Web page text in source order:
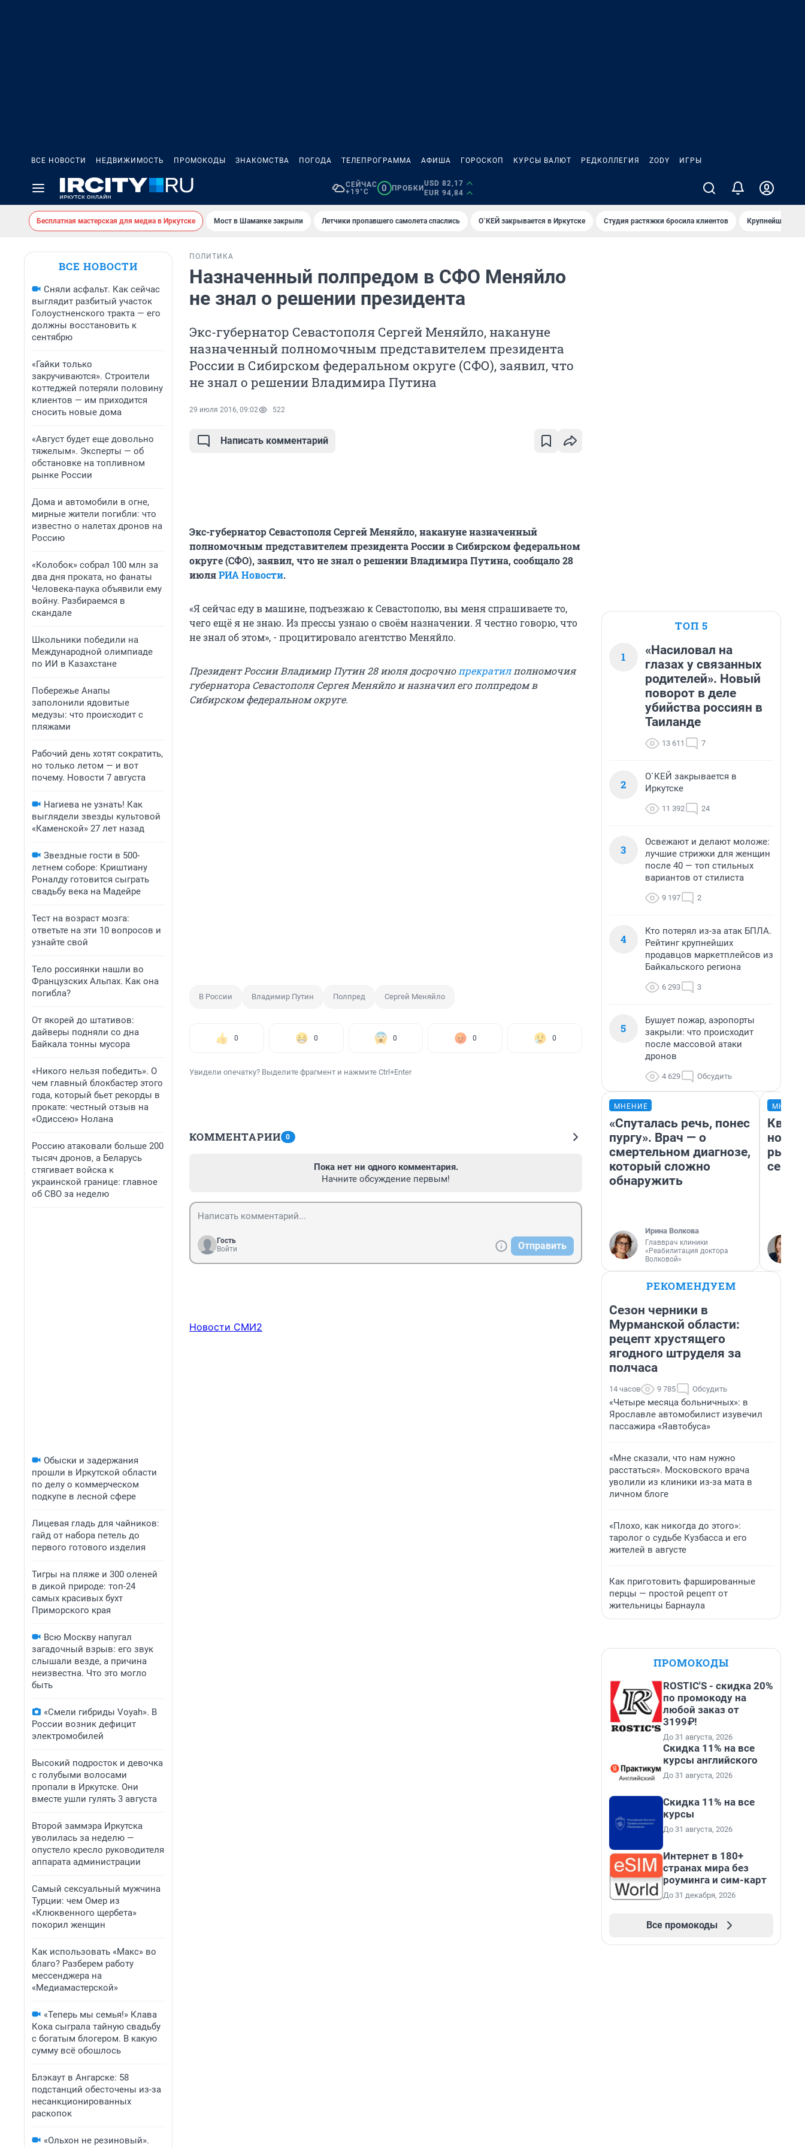
ВСЕ НОВОСТИ НЕДВИЖИМОСТЬ ПРОМОКОДЫ ЗНАКОМСТВА ПОГОДА ТЕЛЕПРОГРАММА АФИША ГОРОСКОП КУРСЫ ВАЛЮТ РЕДКОЛЛЕГИЯ ZODY ИГРЫ
СЕЙЧАС
+19°C
0 ПРОБКИ
USD 82,17
EUR 94,84
Бесплатная мастерская для медиа в Иркутске Мост в Шаманке закрыли Летчики пропавшего самолета спаслись О`КЕЙ закрывается в Иркутске Студия растяжки бросила клиентов Крупнейшие
ВСЕ НОВОСТИ
Сняли асфальт. Как сейчас
выглядит разбитый участок
Голоустненского тракта — его
должны восстановить к
сентябрю
«Гайки только
закручиваются». Строители
коттеджей потеряли половину
клиентов — им приходится
сносить новые дома
«Август будет еще довольно
тяжелым». Эксперты — об
обстановке на топливном
рынке России
Дома и автомобили в огне,
мирные жители погибли: что
известно о налетах дронов на
Россию
«Колобок» собрал 100 млн за
два дня проката, но фанаты
Человека-паука объявили ему
войну. Разбираемся в
скандале
Школьники победили на
Международной олимпиаде
по ИИ в Казахстане
Побережье Анапы
заполонили ядовитые
медузы: что происходит с
пляжами
Рабочий день хотят сократить,
но только летом — и вот
почему. Новости 7 августа
Нагиева не узнать! Как
выглядели звезды культовой
«Каменской» 27 лет назад
Звездные гости в 500-
летнем соборе: Криштиану
Роналду готовится сыграть
свадьбу века на Мадейре
Тест на возраст мозга:
ответьте на эти 10 вопросов и
узнайте свой
Тело россиянки нашли во
Французских Альпах. Как она
погибла?
От якорей до штативов:
дайверы подняли со дна
Байкала тонны мусора
«Никого нельзя победить». О
чем главный блокбастер этого
года, который бьет рекорды в
прокате: честный отзыв на
«Одиссею» Нолана
Россию атаковали больше 200
тысяч дронов, а Беларусь
стягивает войска к
украинской границе: главное
об СВО за неделю
Обыски и задержания
прошли в Иркутской области
по делу о коммерческом
подкупе в лесной сфере
Лицевая гладь для чайников:
гайд от набора петель до
первого готового изделия
Тигры на пляже и 300 оленей
в дикой природе: топ-24
самых красивых бухт
Приморского края
Всю Москву напугал
загадочный взрыв: его звук
слышали везде, а причина
неизвестна. Что это могло
быть
«Смели гибриды Voyah». В
России возник дефицит
электромобилей
Высокий подросток и девочка
с голубыми волосами
пропали в Иркутске. Они
вместе ушли гулять 3 августа
Второй заммэра Иркутска
уволилась за неделю —
опустело кресло руководителя
аппарата администрации
Самый сексуальный мужчина
Турции: чем Омер из
«Клюквенного щербета»
покорил женщин
Как использовать «Макс» во
благо? Разберем работу
мессенджера на
«Медиамастерской»
«Теперь мы семья!» Клава
Кока сыграла тайную свадьбу
с богатым блогером. В какую
сумму всё обошлось
Блэкаут в Ангарске: 58
подстанций обесточены из-за
несанкционированных
раскопок
«Ольхон не резиновый».
ПОЛИТИКА
Назначенный полпредом в СФО Меняйло
не знал о решении президента
Экс-губернатор Севастополя Сергей Меняйло, накануне
назначенный полномочным представителем президента
России в Сибирском федеральном округе (СФО), заявил, что
не знал о решении Владимира Путина
29 июля 2016, 09:02 522
Написать комментарий
Экс-губернатор Севастополя Сергей Меняйло, накануне назначенный
полномочным представителем президента России в Сибирском федеральном
округе (СФО), заявил, что не знал о решении Владимира Путина, сообщало 28
июляРИА Новости.
«Я сейчас еду в машине, подъезжаю к Севастополю, вы меня спрашиваете то,
чего ещё я не знаю. Из прессы узнаю о своём назначении. Я честно говорю, что
не знал об этом», - процитировало агентство Меняйло.
Президент России Владимир Путин 28 июля досрочно прекратилполномочия
губернатора Севастополя Сергея Меняйло и назначил его полпредом в
Сибирском федеральном округе.
В России Владимир Путин Полпред Сергей Меняйло
0 0 0 0 0
Увидели опечатку? Выделите фрагмент и нажмите Ctrl+Enter
КОММЕНТАРИИ 0
Пока нет ни одного комментария.
Начните обсуждение первым!
Гость
Войти
Отправить
Новости СМИ2
ТОП 5
1
«Насиловал на
глазах у связанных
родителей». Новый
поворот в деле
убийства россиян в
Таиланде
13 611 7
2
О`КЕЙ закрывается в
Иркутске
11 392 24
3
Освежают и делают моложе:
лучшие стрижки для женщин
после 40 — топ стильных
вариантов от стилиста
9 197 2
4
Кто потерял из-за атак БПЛА.
Рейтинг крупнейших
продавцов маркетплейсов из
Байкальского региона
6 293 3
5
Бушует пожар, аэропорты
закрыли: что происходит
после массовой атаки
дронов
4 629 Обсудить
МНЕНИЕ
«Спуталась речь, понес
пургу». Врач — о
смертельном диагнозе,
который сложно
обнаружить
Ирина Волкова
Главврач клиники
«Реабилитация доктора
Волковой»
но
РЕКОМЕНДУЕМ
Сезон черники в
Мурманской области:
рецепт хрустящего
ягодного штруделя за
полчаса
14 часов 9 785 Обсудить
«Четыре месяца больничных»: в
Ярославле автомобилист изувечил
пассажира «Яавтобуса»
«Мне сказали, что нам нужно
расстаться». Московского врача
уволили из клиники из-за мата в
личном блоге
«Плохо, как никогда до этого»:
таролог о судьбе Кузбасса и его
жителей в августе
Как приготовить фаршированные
перцы — простой рецепт от
жительницы Барнаула
ПРОМОКОДЫ
ROSTIC'S - скидка 20%
по промокоду на
любой заказ от
3199₽!
До 31 августа, 2026
Скидка 11% на все
курсы английского
До 31 августа, 2026
Скидка 11% на все
курсы
До 31 августа, 2026
Интернет в 180+
странах мира без
роуминга и сим-карт
До 31 декабря, 2026
Все промокоды